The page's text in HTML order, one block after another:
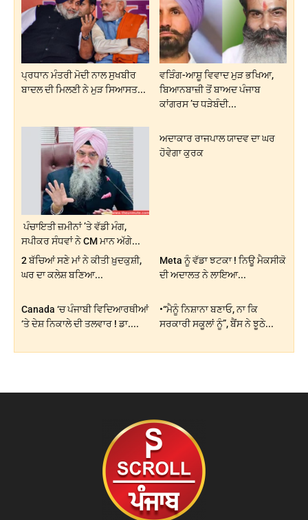
ਪ੍ਰਧਾਨ ਮੰਤਰੀ ਮੋਦੀ ਨਾਲ ਸੁਖਬੀਰ
ਬਾਦਲ ਦੀ ਮਿਲਣੀ ਨੇ ਮੁੜ ਸਿਆਸਤ...
ਵੜਿੰਗ-ਆਸ਼ੂ ਵਿਵਾਦ ਮੁੜ ਭਖਿਆ,
ਬਿਆਨਬਾਜ਼ੀ ਤੋਂ ਬਾਅਦ ਪੰਜਾਬ
ਕਾਂਗਰਸ ’ਚ ਧੜੇਬੰਦੀ...
ਪੰਚਾਇਤੀ ਜ਼ਮੀਨਾਂ ’ਤੇ ਵੱਡੀ ਮੰਗ,
ਸਪੀਕਰ ਸੰਧਵਾਂ ਨੇ CM ਮਾਨ ਅੱਗੇ...
ਅਦਾਕਾਰ ਰਾਜਪਾਲ ਯਾਦਵ ਦਾ ਘਰ
ਹੋਵੇਗਾ ਕੁਰਕ
2 ਬੱਚਿਆਂ ਸਣੇ ਮਾਂ ਨੇ ਕੀਤੀ ਖ਼ੁਦਕੁਸ਼ੀ,
ਘਰ ਦਾ ਕਲੇਸ਼ ਬਣਿਆ...
Meta ਨੂੰ ਵੱਡਾ ਝਟਕਾ ! ਨਿਊ ਮੈਕਸੀਕੋ
ਦੀ ਅਦਾਲਤ ਨੇ ਲਾਇਆ...
Canada ‘ਚ ਪੰਜਾਬੀ ਵਿਦਿਆਰਥੀਆਂ
‘ਤੇ ਦੇਸ਼ ਨਿਕਾਲੇ ਦੀ ਤਲਵਾਰ ! ਡਾ....
•“ਮੈਨੂੰ ਨਿਸ਼ਾਨਾ ਬਣਾਓ, ਨਾ ਕਿ
ਸਰਕਾਰੀ ਸਕੂਲਾਂ ਨੂੰ”, ਬੈਂਸ ਨੇ ਝੂਠੇ...